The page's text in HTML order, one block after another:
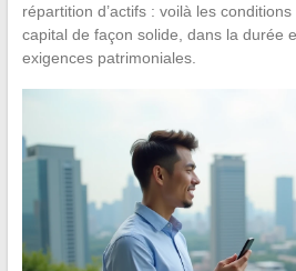
répartition d’actifs : voilà les
capital de façon solide, dans la durée
exigences patrimoniales.